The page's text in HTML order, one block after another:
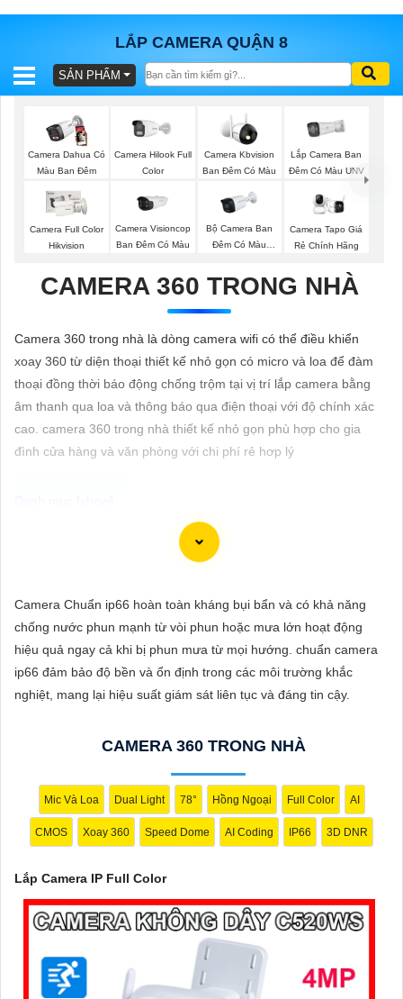
LẮP CAMERA QUẬN 8
BÁO
TRỌN
GÓI
SẢN
TƯ
VẤN
LẮP
ĐẶT
VẤN
VỤ
SẢN PHẨM
Camera Dahua Có
Màu Ban Đêm
Camera Hilook Full
Color
Camera Kbvision
Ban Đêm Có Màu
Lắp Camera Ban
Đêm Có Màu UNV
Camera Full Color
Hikvision
Camera Visioncop
Ban Đêm Có Màu
Bộ Camera Ban
Đêm Có Màu
Camera Tapo Giá
Rẻ Chính Hãng
CAMERA 360 TRONG NHÀ
Camera 360 trong nhà là dòng camera wifi có thể điều khiển
xoay 360 từ diện thoại thiết kế nhỏ gọn có micro và loa để đàm
thoại đồng thời báo động chống trộm tại vị trí lắp camera bằng
âm thanh qua loa và thông báo qua điện thoại với độ chính xác
cao. camera 360 trong nhà thiết kế nhỏ gọn phù hợp cho gia
đình cửa hàng và văn phòng với chi phí rẻ hơp lý
'
Camera Chuẩn ip66 hoàn toàn kháng bụi bẩn và có khả năng
chống nước phun mạnh từ vòi phun hoặc mưa lớn hoạt động
hiệu quả ngay cả khi bị phun mưa từ mọi hướng. chuẩn camera
ip66 đảm bảo độ bền và ổn định trong các môi trường khắc
nghiệt, mang lại hiệu suất giám sát liên tục và đáng tin cậy.
CAMERA 360 TRONG NHÀ
Mic Và Loa Dual Light 78° Hồng Ngoại Full Color AI
CMOS Xoay 360 Speed Dome AI Coding IP66 3D DNR
Lắp Camera IP Full Color